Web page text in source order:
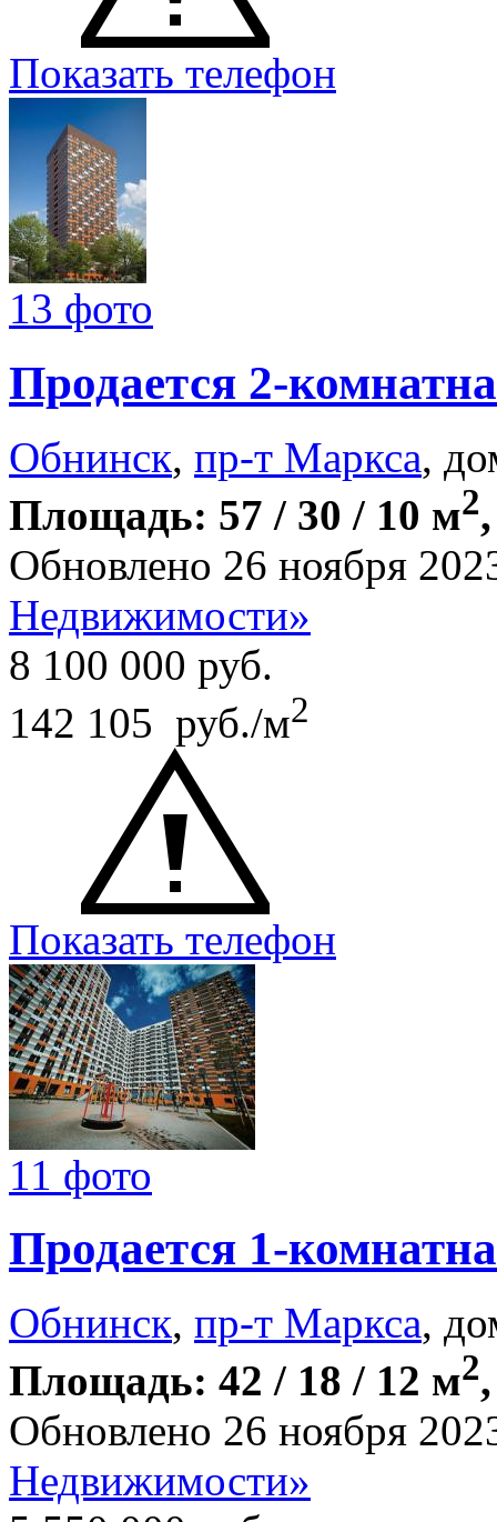
Показать телефон
13 фото
Продается 2-
Обнинск, пр-т Маркса,
Площадь: 57 / 30 / 10 м2
Обновлено 26 ноября
Недвижимости»
8 100 000 руб.
142 105 руб./м2
Показать телефон
11 фото
Продается 1-
Обнинск, пр-т Маркса,
Площадь: 42 / 18 / 12 м2
Обновлено 26 ноября
Недвижимости»